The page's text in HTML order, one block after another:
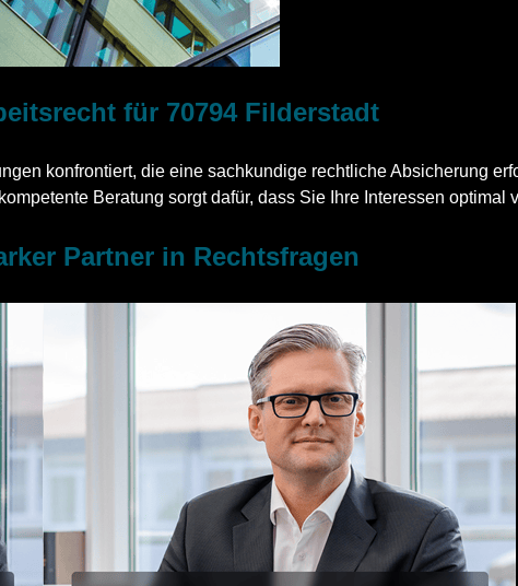
für 70794 Filderstadt
konfrontiert, die eine sachkundige rechtliche Absicherung
Beratung sorgt dafür, dass Sie Ihre Interessen optimal
Partner in Rechtsfragen